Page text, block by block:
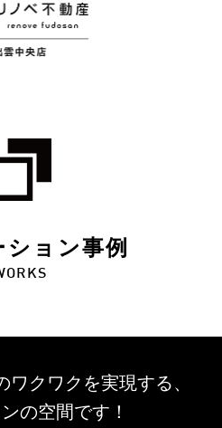
ション事例
ワクワクを実現する、
の空間です！